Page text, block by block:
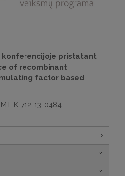
konferencijoje pristatant
of recombinant
factor based
K-712-13-0484